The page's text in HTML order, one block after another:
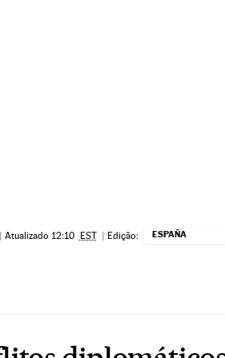
| Atualizado 12:10 EST | Edição: ESPAÑA